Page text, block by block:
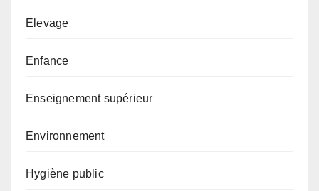
Elevage
Enfance
Enseignement supérieur
Environnement
Hygiène public